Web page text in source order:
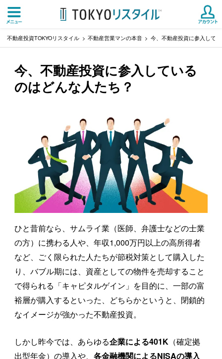
不動産投資TOKYOリスタイル 不動産営業マンの本音 今、不動産投資に参入して
今、不動産投資に参入している
のはどんな人たち？
ひと昔前なら、サムライ業（医師、弁護士などの士業
の方）に携わる人や、年収1,000万円以上の高所得者
など、ごく限られた人たちが節税対策として購入した
り、バブル期には、資産としての物件を売却すること
で得られる「キャピタルゲイン」を目的に、一部の富
裕層が購入するといった、どちらかというと、閉鎖的
なイメージが強かった不動産投資。
しかし昨今では、あらゆる企業による401K （確定拠
出型年金）の導入や、 各金融機関によるNISAの導入